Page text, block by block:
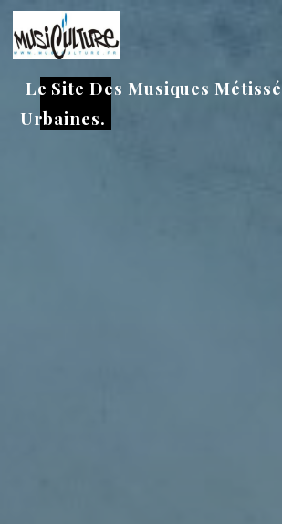
Aller
au
contenu
Le Site Des Musiques
Urbaines.